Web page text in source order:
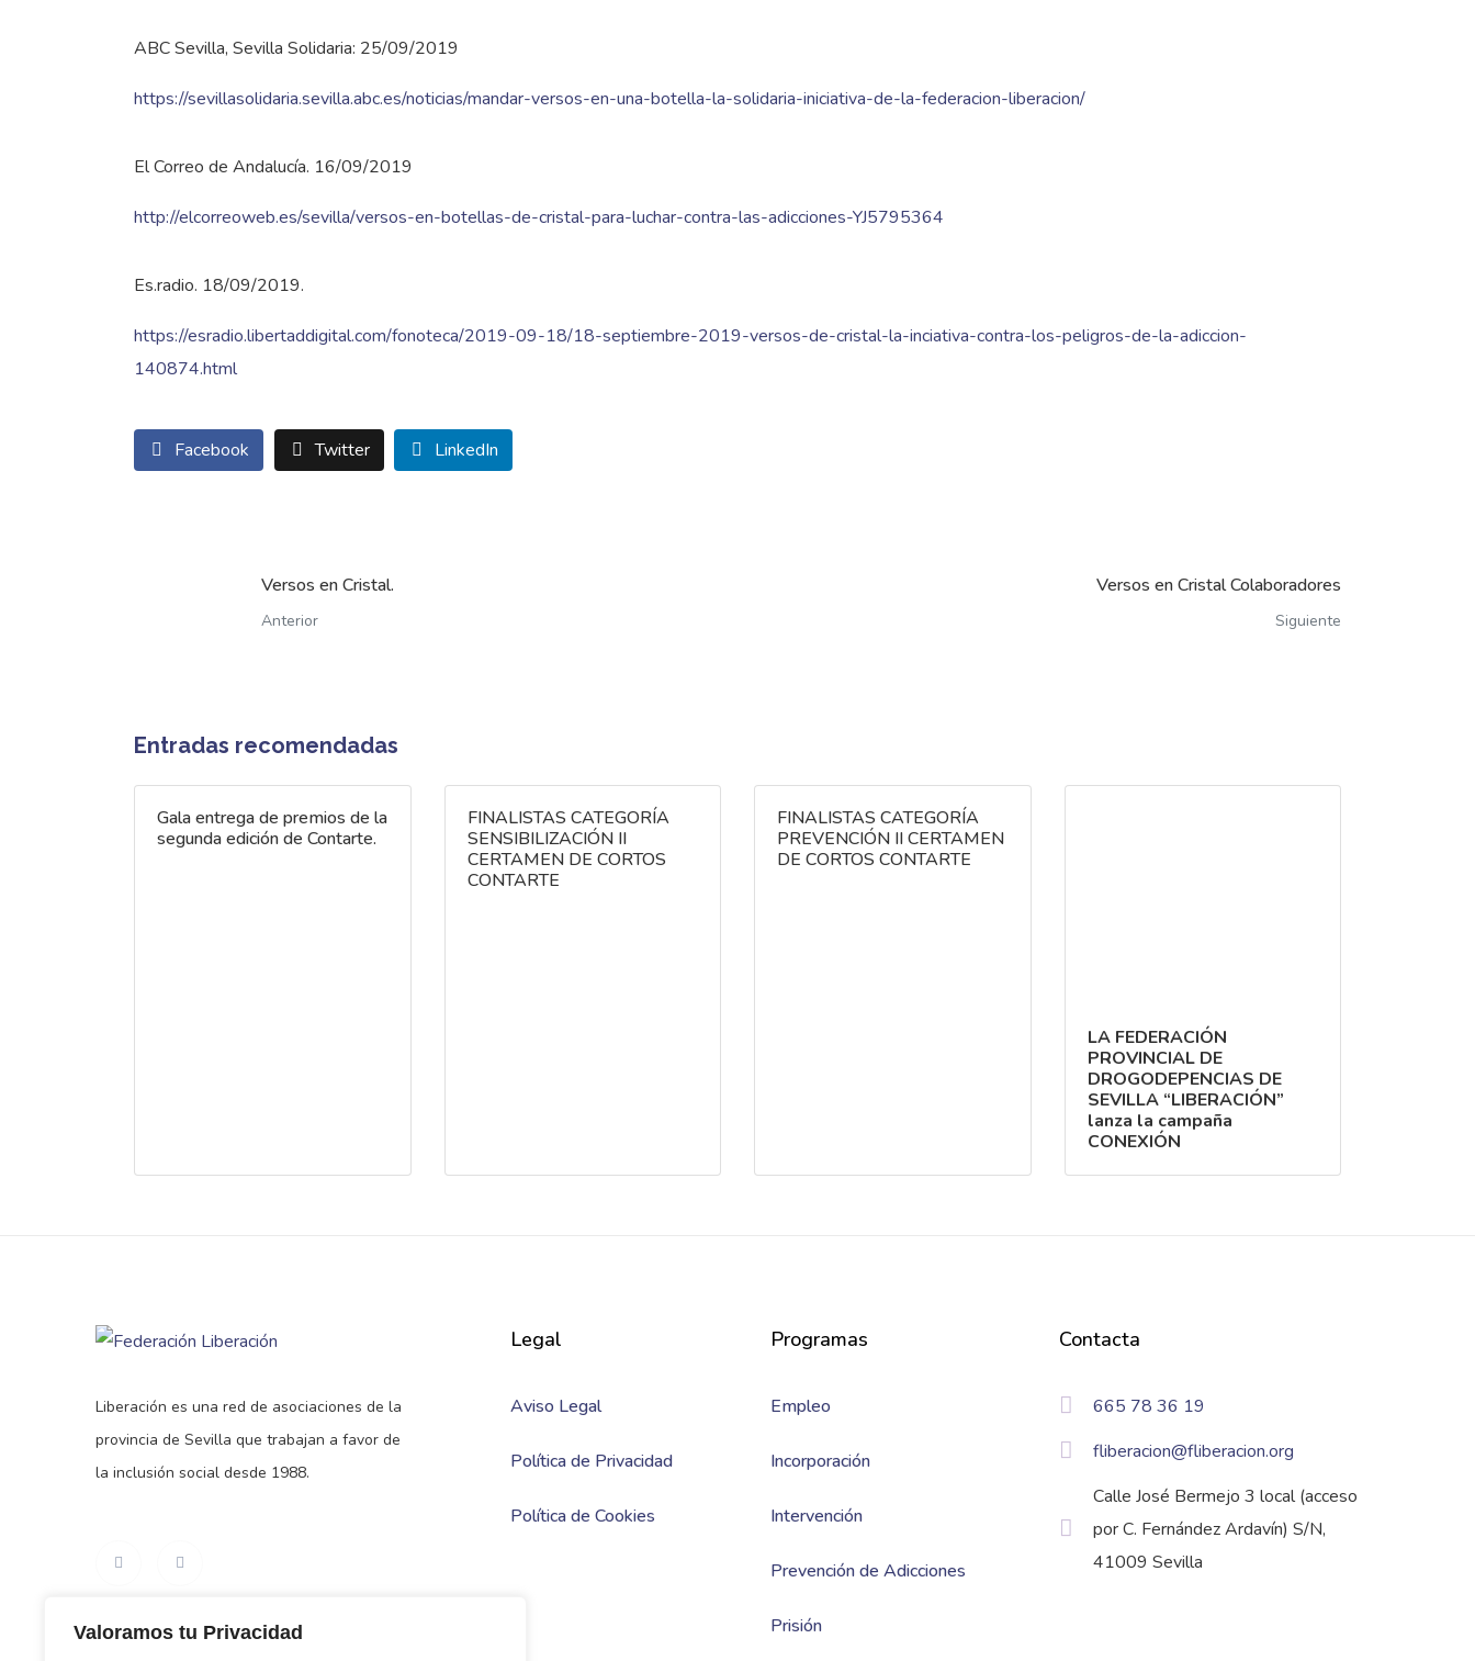
Valoramos tu Privacidad
ABC Sevilla, Sevilla Solidaria: 25/09/2019
https://sevillasolidaria.sevilla.abc.es/noticias/mandar-versos-en-una-botella-la-solidaria-iniciativa-de-la-federacion-liberacion/
El Correo de Andalucía. 16/09/2019
http://elcorreoweb.es/sevilla/versos-en-botellas-de-cristal-para-luchar-contra-las-adicciones-YJ5795364
Es.radio. 18/09/2019.
https://esradio.libertaddigital.com/fonoteca/2019-09-18/18-septiembre-2019-versos-de-cristal-la-inciativa-contra-los-peligros-de-la-adiccion-
140874.html
Facebook Twitter LinkedIn
Versos en Cristal.
Anterior
Versos en Cristal Colaboradores
Siguiente
Entradas recomendadas
Gala entrega de premios de la
segunda edición de Contarte.
FINALISTAS CATEGORÍA
SENSIBILIZACIÓN II
CERTAMEN DE CORTOS
CONTARTE
FINALISTAS CATEGORÍA
PREVENCIÓN II CERTAMEN
DE CORTOS CONTARTE
LA FEDERACIÓN
PROVINCIAL DE
DROGODEPENCIAS DE
SEVILLA “LIBERACIÓN”
lanza la campaña
CONEXIÓN
Liberación es una red de asociaciones de la
provincia de Sevilla que trabajan a favor de
la inclusión social desde 1988.
Legal
Aviso Legal
Política de Privacidad
Política de Cookies
Programas
Empleo
Incorporación
Intervención
Prevención de Adicciones
Prisión
Contacta
665 78 36 19
fliberacion@fliberacion.org
Calle José Bermejo 3 local (acceso
por C. Fernández Ardavín) S/N,
41009 Sevilla